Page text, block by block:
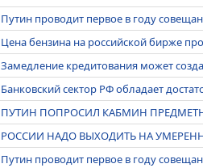
Путин проводит первое в году
Цена бензина на российской бирже
Замедление кредитования может
Банковский сектор РФ обладает
ПУТИН ПОПРОСИЛ КАБМИН
РОССИИ НАДО ВЫХОДИТЬ НА
Путин проводит первое в году